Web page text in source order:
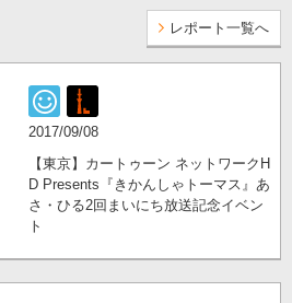
レポート一覧へ
2017/09/08
【東京】カートゥーン ネットワークH
D Presents『きかんしゃトーマス』あ
さ・ひる2回まいにち放送記念イベン
ト